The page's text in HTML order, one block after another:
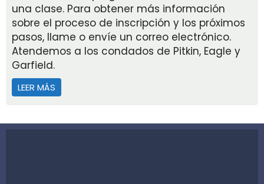
una clase. Para obtener más información
sobre el proceso de inscripción y los próximos
pasos, llame o envíe un correo electrónico.
Atendemos a los condados de Pitkin, Eagle y
Garfield.
LEER MÁS